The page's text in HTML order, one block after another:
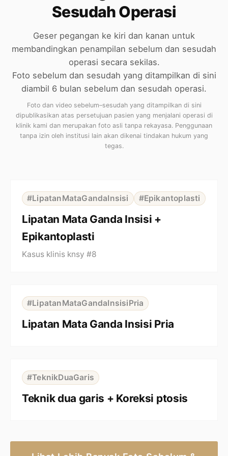
Sesudah Operasi
Geser pegangan ke kiri dan kanan untuk
membandingkan penampilan sebelum dan sesudah
operasi secara sekilas.
Foto sebelum dan sesudah yang ditampilkan di sini
diambil 6 bulan sebelum dan sesudah operasi.
Foto dan video sebelum–sesudah yang ditampilkan di sini
dipublikasikan atas persetujuan pasien yang menjalani operasi di
klinik kami dan merupakan foto asli tanpa rekayasa. Penggunaan
tanpa izin oleh institusi lain akan dikenai tindakan hukum yang
tegas.
BEFORE AFTER
#LipatanMataGandaInsisi #Epikantoplasti
Lipatan Mata Ganda Insisi +
Epikantoplasti
Kasus klinis knsy #8
BEFORE
#LipatanMataGandaInsisiPria
Lipatan Mata Ganda Insisi Pria
BEFORE
#TeknikDuaGaris
Teknik dua garis + Koreksi ptosis